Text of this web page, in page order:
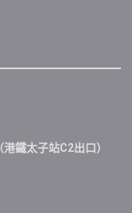
鐵太子站C2出口）